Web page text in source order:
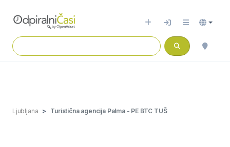
Ljubljana Turistična agencija Palma - PE BTC TUŠ